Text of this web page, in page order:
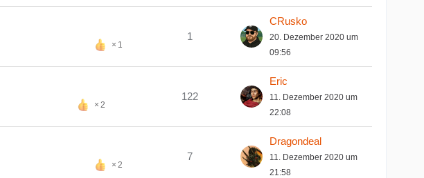
1
1
CRusko
20. Dezember 2020 um
09:56
2
122
Eric
11. Dezember 2020 um
22:08
2
7
Dragondeal
11. Dezember 2020 um
21:58